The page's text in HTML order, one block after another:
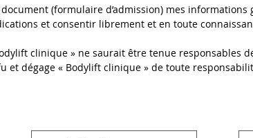
(formulaire d’admission) mes
et consentir librement et en toute
clinique » ne saurait être tenue responsables
et dégage « Bodylift clinique » de toute